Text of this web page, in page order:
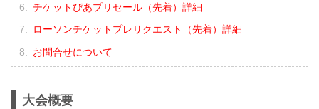
チケットぴあプリセール（先着）詳細
ローソンチケットプレリクエスト（先着）詳細
お問合せについて
大会概要